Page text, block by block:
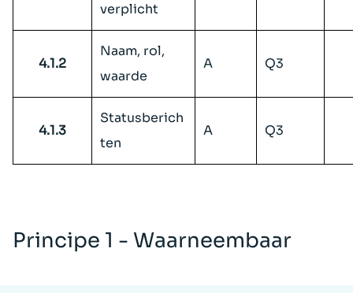
verplicht
4.1.2
Naam, rol,
waarde
A Q3
4.1.3
Statusberich
ten
A Q3
Principe 1 - Waarneembaar